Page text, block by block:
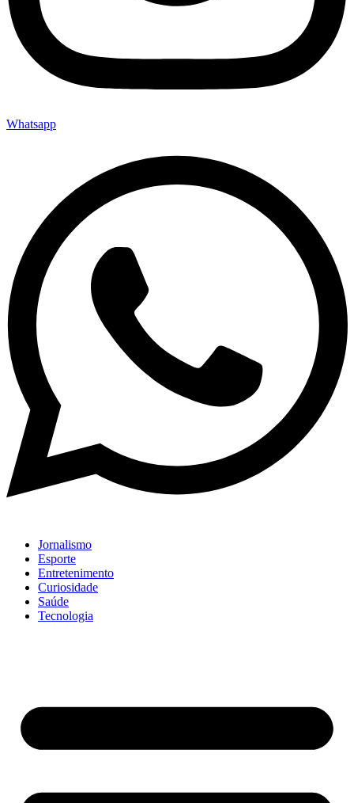
Whatsapp
Jornalismo
Esporte
Entretenimento
Curiosidade
Saúde
Tecnologia